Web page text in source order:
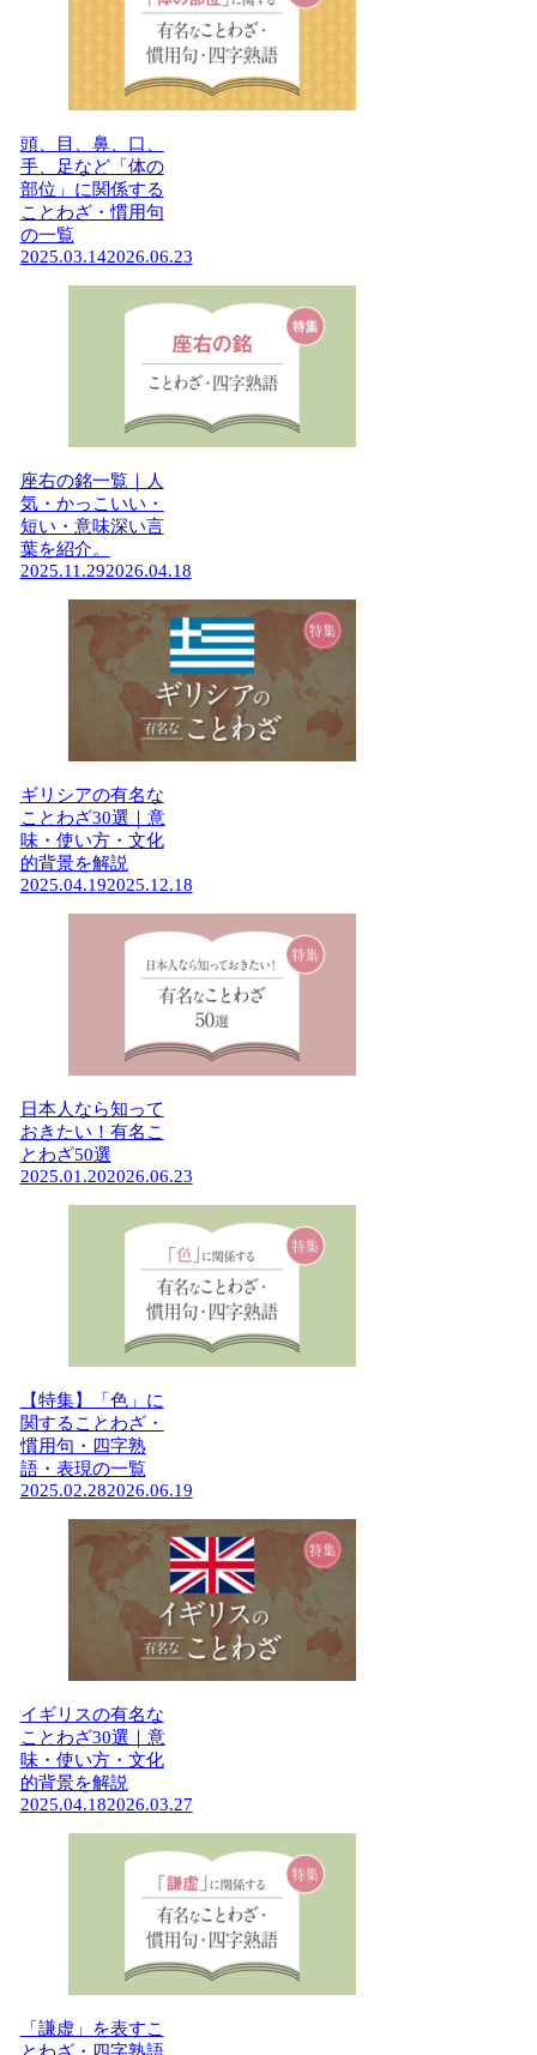
頭、目、鼻、口、
手、足など「体の
部位」に関係する
ことわざ・慣用句
の一覧
2025.03.142026.06.23
座右の銘一覧｜人
気・かっこいい・
短い・意味深い言
葉を紹介。
2025.11.292026.04.18
ギリシアの有名な
ことわざ30選｜意
味・使い方・文化
的背景を解説
2025.04.192025.12.18
日本人なら知って
おきたい！有名こ
とわざ50選
2025.01.202026.06.23
【特集】「色」に
関することわざ・
慣用句・四字熟
語・表現の一覧
2025.02.282026.06.19
イギリスの有名な
ことわざ30選｜意
味・使い方・文化
的背景を解説
2025.04.182026.03.27
「謙虚」を表すこ